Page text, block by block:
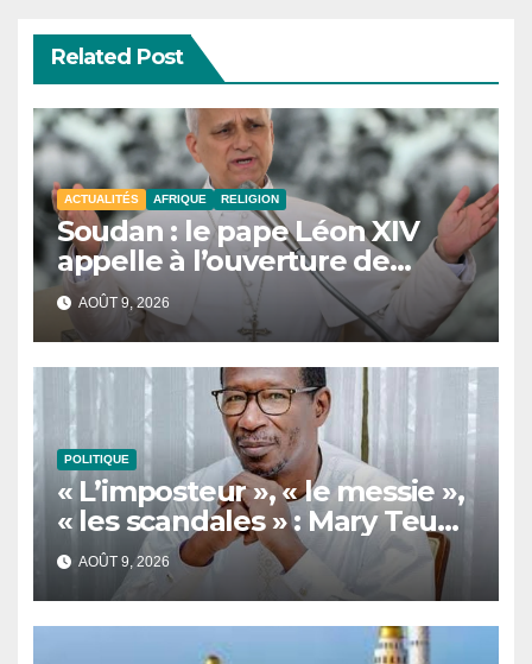
Related Post
ACTUALITÉS AFRIQUE RELIGION
Soudan : le pape Léon XIV
appelle à l’ouverture de
couloirs humanitaires
AOÛT 9, 2026
POLITIQUE
« L’imposteur », « le messie »,
« les scandales » : Mary Teuw
Niane cible les dérives d’un
leader politique
AOÛT 9, 2026